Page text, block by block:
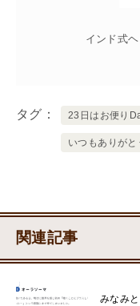
インド式
タグ 23日はお便り
いつもありが
関連記事
みなみ